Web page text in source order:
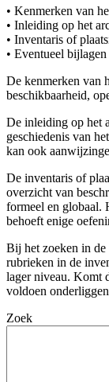
• Kenmerken van
• Inleiding op het
• Inventaris of
• Eventueel bijlagen
De kenmerken van
beschikbaarheid,
De inleiding op het
geschiedenis van
kan ook
De inventaris of
overzicht van
formeel en globaal.
behoeft enige
Bij het zoeken in
rubrieken in de
lager niveau. Komt
voldoen
Zoek